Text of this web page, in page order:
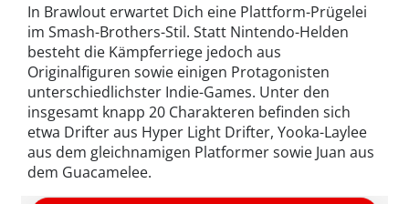
In Brawlout erwartet Dich eine Plattform-Prügelei
im Smash-Brothers-Stil. Statt Nintendo-Helden
besteht die Kämpferriege jedoch aus
Originalfiguren sowie einigen Protagonisten
unterschiedlichster Indie-Games. Unter den
insgesamt knapp 20 Charakteren befinden sich
etwa Drifter aus Hyper Light Drifter, Yooka-Laylee
aus dem gleichnamigen Platformer sowie Juan aus
dem Guacamelee.